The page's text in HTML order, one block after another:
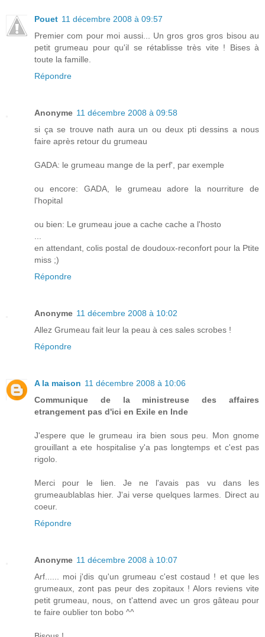
Pouet 11 décembre 2008 à 09:57
Premier com pour moi aussi... Un gros gros gros bisou au
petit grumeau pour qu'il se rétablisse très vite ! Bises à
toute la famille.
Répondre
Anonyme 11 décembre 2008 à 09:58
si ça se trouve nath aura un ou deux pti dessins a nous
faire après retour du grumeau
GADA: le grumeau mange de la perf', par exemple
ou encore: GADA, le grumeau adore la nourriture de
l'hopital
ou bien: Le grumeau joue a cache cache a l'hosto
en attendant, colis postal de doudoux-reconfort pour la Ptite
miss ;)
Répondre
Anonyme 11 décembre 2008 à 10:02
Allez Grumeau fait leur la peau à ces sales scrobes !
Répondre
A la maison 11 décembre 2008 à 10:06
Communique de la ministreuse des affaires
etrangement pas d'ici en Exile en Inde
J'espere que le grumeau ira bien sous peu. Mon gnome
grouillant a ete hospitalise y'a pas longtemps et c'est pas
rigolo.
Merci pour le lien. Je ne l'avais pas vu dans les
grumeaublablas hier. J'ai verse quelques larmes. Direct au
coeur.
Répondre
Anonyme 11 décembre 2008 à 10:07
Arf...... moi j'dis qu'un grumeau c'est costaud ! et que les
grumeaux, zont pas peur des zopitaux ! Alors reviens vite
petit grumeau, nous, on t'attend avec un gros gâteau pour
te faire oublier ton bobo ^^